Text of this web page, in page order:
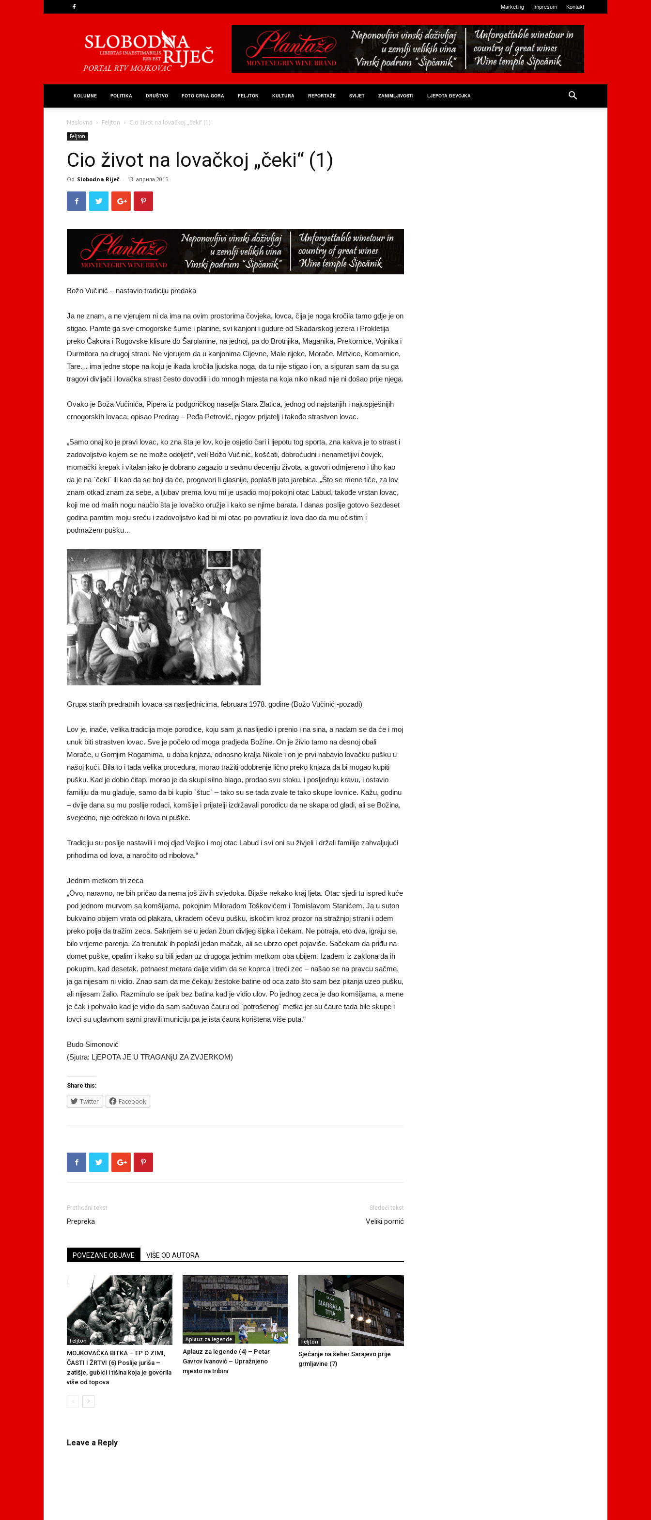
Marketing Impresum Kontakt
Riječ
KOLUMNE POLITIKA DRUŠTVO FOTO CRNA GORA FELJTON KULTURA REPORTAŽE SVIJET ZANIMLJIVOSTI LJEPOTA ĐEVOJKA
Naslovna Feljton Cio život na lovačkoj „čeki“ (1)
Feljton
Cio život na lovačkoj „čeki“ (1)
Od Slobodna Riječ - 13. априла 2015.
Božo Vučinić – nastavio tradiciju predaka
Ja ne znam, a ne vjerujem ni da ima na ovim prostorima čovjeka, lovca, čija je noga kročila tamo gdje je on
stigao. Pamte ga sve crnogorske šume i planine, svi kanjoni i gudure od Skadarskog jezera i Prokletija
preko Čakora i Rugovske klisure do Šarplanine, na jednoj, pa do Brotnjika, Maganika, Prekornice, Vojnika i
Durmitora na drugoj strani. Ne vjerujem da u kanjonima Cijevne, Male rijeke, Morače, Mrtvice, Komarnice,
Tare… ima jedne stope na koju je ikada kročila ljudska noga, da tu nije stigao i on, a siguran sam da su ga
tragovi divljači i lovačka strast često dovodili i do mnogih mjesta na koja niko nikad nije ni došao prije njega.
Ovako je Boža Vučinića, Pipera iz podgoričkog naselja Stara Zlatica, jednog od najstarijih i najuspješnijih
crnogorskih lovaca, opisao Predrag – Peđa Petrović, njegov prijatelj i takođe strastven lovac.
„Samo onaj ko je pravi lovac, ko zna šta je lov, ko je osjetio čari i ljepotu tog sporta, zna kakva je to strast i
zadovoljstvo kojem se ne može odoljeti“, veli Božo Vučinić, koščati, dobroćudni i nenametljivi čovjek,
momački krepak i vitalan iako je dobrano zagazio u sedmu deceniju života, a govori odmjereno i tiho kao
da je na `čeki` ili kao da se boji da će, progovori li glasnije, poplašiti jato jarebica. „Što se mene tiče, za lov
znam otkad znam za sebe, a ljubav prema lovu mi je usadio moj pokojni otac Labud, takođe vrstan lovac,
koji me od malih nogu naučio šta je lovačko oružje i kako se njime barata. I danas poslije gotovo šezdeset
godina pamtim moju sreću i zadovoljstvo kad bi mi otac po povratku iz lova dao da mu očistim i
podmažem pušku…
Grupa starih predratnih lovaca sa nasljednicima, februara 1978. godine (Božo Vučinić -pozadi)
Lov je, inače, velika tradicija moje porodice, koju sam ja naslijedio i prenio i na sina, a nadam se da će i moj
unuk biti strastven lovac. Sve je počelo od moga pradjeda Božine. On je živio tamo na desnoj obali
Morače, u Gornjim Rogamima, u doba knjaza, odnosno kralja Nikole i on je prvi nabavio lovačku pušku u
našoj kući. Bila to i tada velika procedura, morao tražiti odobrenje lično preko knjaza da bi mogao kupiti
pušku. Kad je dobio ćitap, morao je da skupi silno blago, prodao svu stoku, i posljednju kravu, i ostavio
familiju da mu gladuje, samo da bi kupio `štuc` – tako su se tada zvale te tako skupe lovnice. Kažu, godinu
– dvije dana su mu poslije rođaci, komšije i prijatelji izdržavali porodicu da ne skapa od gladi, ali se Božina,
svejedno, nije odrekao ni lova ni puške.
Tradiciju su poslije nastavili i moj djed Veljko i moj otac Labud i svi oni su živjeli i držali familije zahvaljujući
prihodima od lova, a naročito od ribolova.“
Jednim metkom tri zeca
„Ovo, naravno, ne bih pričao da nema još živih svjedoka. Bijaše nekako kraj ljeta. Otac sjedi tu ispred kuće
pod jednom murvom sa komšijama, pokojnim Miloradom Toškovićem i Tomislavom Stanićem. Ja u suton
bukvalno obijem vrata od plakara, ukradem očevu pušku, iskočim kroz prozor na stražnjoj strani i odem
preko polja da tražim zeca. Sakrijem se u jedan žbun divljeg šipka i čekam. Ne potraja, eto dva, igraju se,
bilo vrijeme parenja. Za trenutak ih poplaši jedan mačak, ali se ubrzo opet pojaviše. Sačekam da priđu na
domet puške, opalim i kako su bili jedan uz drugoga jednim metkom oba ubijem. Izađem iz zaklona da ih
pokupim, kad desetak, petnaest metara dalje vidim da se koprca i treći zec – našao se na pravcu sačme,
ja ga nijesam ni vidio. Znao sam da me čekaju žestoke batine od oca zato što sam bez pitanja uzeo pušku,
ali nijesam žalio. Razminulo se ipak bez batina kad je vidio ulov. Po jednog zeca je dao komšijama, a mene
je čak i pohvalio kad je vidio da sam sačuvao čauru od `potrošenog` metka jer su čaure tada bile skupe i
lovci su uglavnom sami pravili municiju pa je ista čaura korištena više puta.“
Budo Simonović
(Sjutra: LjEPOTA JE U TRAGANjU ZA ZVJERKOM)
Share this:
Twitter Facebook
Prethodni tekst
Prepreka
Sledeći tekst
Veliki pornić
POVEZANE OBJAVE VIŠE OD AUTORA
Feljton
MOJKOVAČKA BITKA – EP O ZIMI,
ČASTI I ŽRTVI (6) Poslije juriša –
zatišje, gubici i tišina koja je govorila
više od topova
Aplauz za legende
Aplauz za legende (4) – Petar
Gavrov Ivanović – Upražnjeno
mjesto na tribini
Feljton
Sjećanje na šeher Sarajevo prije
grmljavine (7)
Leave a Reply